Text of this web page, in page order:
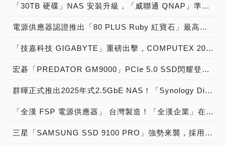
「30TB 硬碟」NAS 安裝升級，「威聯通 QNAP」準備好了！
電源供應器認證推出「80 PLUS Ruby 紅寶石」最高等級規格，轉換效率最高達到「96.5％」超越「Titanium 鈦金」級水準！
「技嘉科技 GIGABYTE」重磅出擊，COMPUTEX 2025以「LEADING EDGE」為主題，發表會展示全方位AI解決方案！
宏碁「PREDATOR GM9000」PCIe 5.0 SSD閃耀登場，採用「高速顛峰效能，14GB/s極限狂飆，台灣慧榮主控，台積代工製造，新六奈米製程，第四代新產品，功耗降低50％，單面打件設計，功耗不到七瓦」獲原價屋店長肯定推薦「PC DIY電腦組裝神兵利器」晉升PCIe 5.0 SSD強者價格：4,580元起！
群暉正式推出2025年式2.5GbE NAS！「Synology DiskStation新一代DS225+、DS425+、DS625slim、DS725+、DS925+、DS1525+、DS1825+、DS1825xs+與RackStation RS2825RP+」強勢來襲，全面啟動「Synology 儲存系統硬碟相容性政策」，並邀請硬碟業者參與「AVL相容性清單硬碟認證計畫」
「全漢 FSP 電源供應器」 台灣製造！「全漢企業」在台灣設立桃三廠，研發、製造MIT世界第一「台灣之光：80 PLUS金牌電源FSP VITA GM MIT、80 PLUS銅牌電源FSP T-Series MIT 系列 全新ATX 3.1電源 製造大樓 生產線 揭秘」現場直擊！
三星「SAMSUNG SSD 9100 PRO」強勢來襲，採用「極致高速效能，速度狂飆14GB/s，第四代新產品，新五奈米製程，功耗降低50％，單面打件設計，桌機筆電能用」獲原價屋店長肯定推薦「PC DIY打造極致電腦效能」晉升PCIe 5.0 SSD王者價格：6,399元起！